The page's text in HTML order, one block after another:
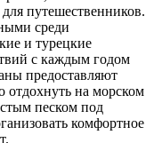
путешественников.
среди
и турецкие
с каждым годом
предоставляют
отдохнуть на морском
песком под
комфортное